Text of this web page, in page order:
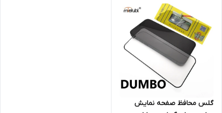
گلس محافظ صفحه نمایش